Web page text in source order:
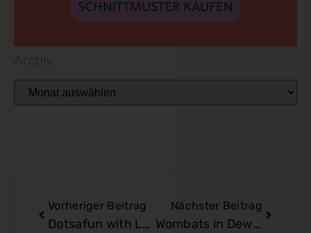
SCHNITTMUSTER KAUFEN
Vorheriger Beitrag
Dotsafun with Lotzadots….New Ribbon…
Nächster Beitrag
Wombats in Dew Order – Spoonflower Fabric Contest